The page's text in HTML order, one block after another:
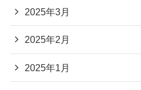
2025年3月
2025年2月
2025年1月